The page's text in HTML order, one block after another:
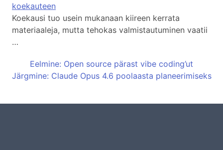
koekauteen
Koekausi tuo usein mukanaan kiireen kerrata
materiaaleja, mutta tehokas valmistautuminen vaatii
…
Eelmine: Open source pärast vibe coding’ut
Järgmine: Claude Opus 4.6 poolaasta planeerimiseks